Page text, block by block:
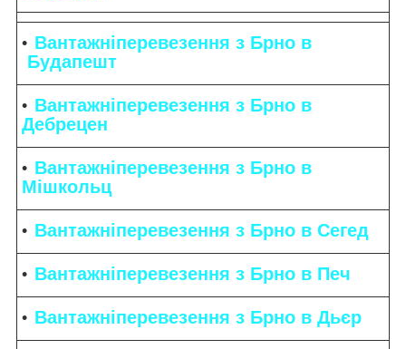
Вантажніперевезення з Брно в
Будапешт
Вантажніперевезення з Брно в
Дебрецен
Вантажніперевезення з Брно в
Мішкольц
Вантажніперевезення з Брно в Сегед
Вантажніперевезення з Брно в Печ
Вантажніперевезення з Брно в Дьєр